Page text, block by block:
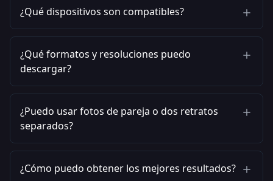
¿Qué dispositivos son compatibles?
¿Qué formatos y resoluciones puedo
descargar?
¿Puedo usar fotos de pareja o dos retratos
separados?
¿Cómo puedo obtener los mejores resultados?